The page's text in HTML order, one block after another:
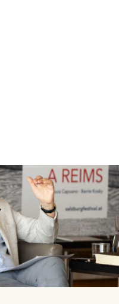
bester Dirigent des Jahres
Salzburger
Gioachino Rossinis Oper
erstmals zu hören sein,